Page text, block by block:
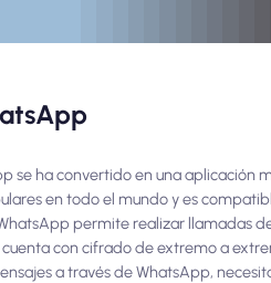
se ha convertido en una aplicación
en todo el mundo y es
permite realizar llamadas
con cifrado de extremo a
a través de WhatsApp,